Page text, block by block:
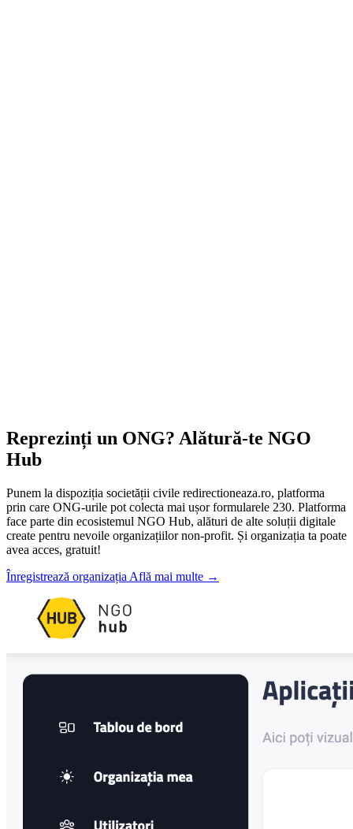
Reprezinți un ONG? Alătură-te NGO
Hub
Punem la dispoziția societății civile redirectioneaza.ro, platforma
prin care ONG-urile pot colecta mai ușor formularele 230. Platforma
face parte din ecosistemul NGO Hub, alături de alte soluții digitale
create pentru nevoile organizațiilor non-profit. Și organizația ta poate
avea acces, gratuit!
Înregistrează organizația Află mai multe →